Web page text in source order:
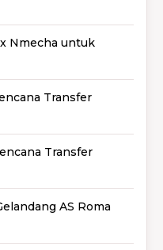
Nmecha untuk
Transfer
Transfer
AS Roma